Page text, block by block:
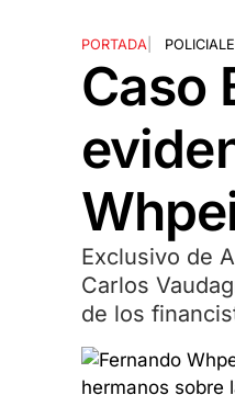
PORTADA|
Caso
Exclusivo de
Carlos
de los